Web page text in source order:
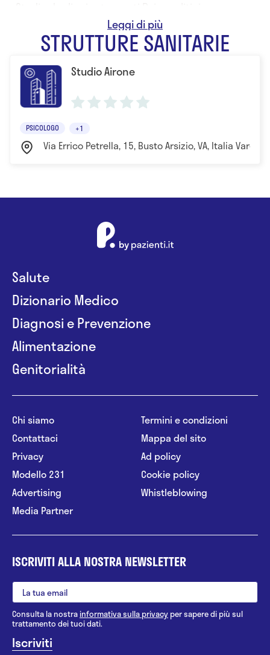
STRUTTURE SANITARIE
Studio Airone
PSICOLOGO +1
Via Errico Petrella, 15, Busto Arsizio, VA, Italia Varese
Salute
Dizionario Medico
Diagnosi e Prevenzione
Alimentazione
Genitorialità
Chi siamo
Contattaci
Privacy
Modello 231
Advertising
Media Partner
Termini e condizioni
Mappa del sito
Ad policy
Cookie policy
Whistleblowing
ISCRIVITI ALLA NOSTRA NEWSLETTER
Consulta la nostrainformativa sulla privacy per sapere di più sul
trattamento dei tuoi dati.